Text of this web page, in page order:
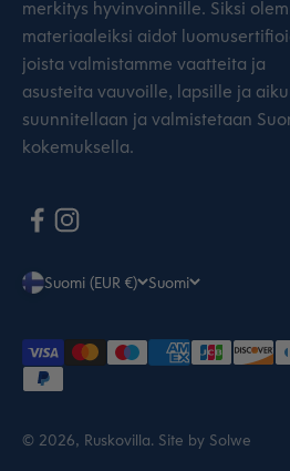
merkitys hyvinvoinnille. Siksi
materiaaleiksi aidot
joista valmistamme vaatteita ja
asusteita vauvoille, lapsille ja
suunnitellaan ja valmistetaan
kokemuksella.
Suomi (EUR €) Suomi
© 2026, Ruskovilla. Site by Solwe